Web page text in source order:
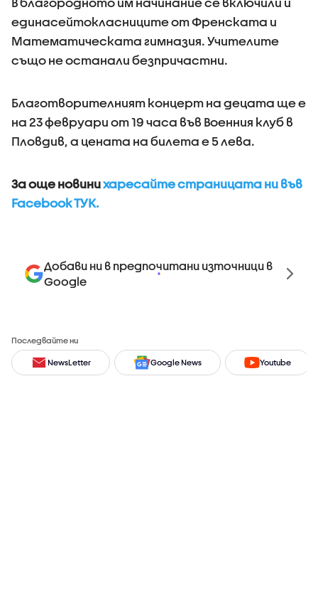
единасейтокласниците от Френската и
Математическата гимназия. Учителите
също не останали безпричастни.
Благотворителният концерт на децата ще е
на 23 февруари от 19 часа във Военния клуб в
Пловдив, а цената на билета е 5 лева.
За още новинихаресайте страницата ни във
Facebook ТУК.
Добави ни в предпочитани източници в
Google
Последвайте ни
NewsLetter Google News Youtube